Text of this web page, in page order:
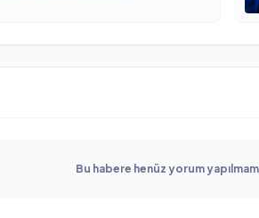
Bu habere henüz yorum